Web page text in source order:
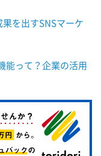
を出すSNSマーケ
能って？企業の活用